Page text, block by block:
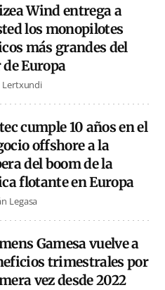
Wind entrega a
los monopilotes
más grandes del
Europa
Lertxundi
cumple 10 años en el
offshore a la
del boom de la
flotante en Europa
Legasa
Gamesa vuelve a
trimestrales por
vez desde 2022